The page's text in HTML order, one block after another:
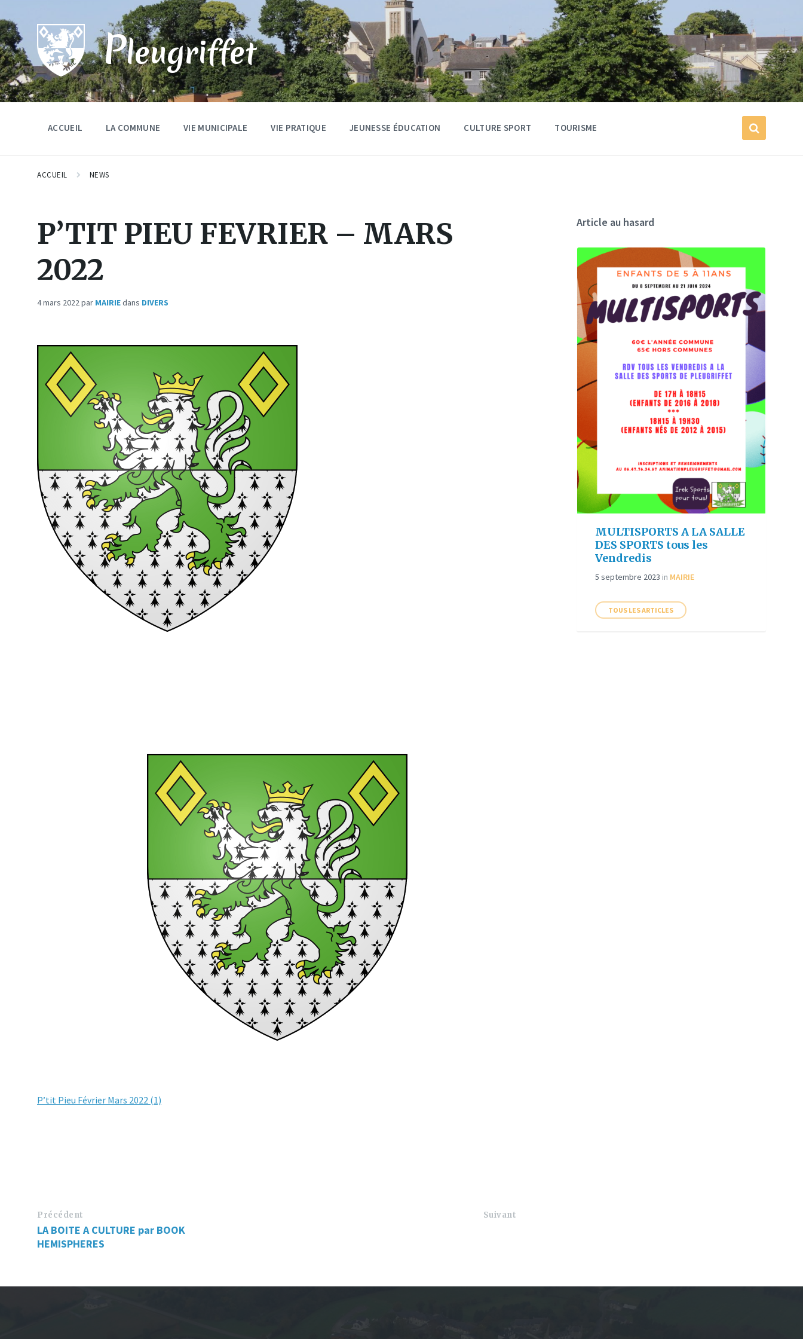
to
content
to
main
navigation
to
footer
Pleugriffet
ACCUEIL LA COMMUNE VIE MUNICIPALE VIE PRATIQUE JEUNESSE ÉDUCATION CULTURE SPORT TOURISME
ACCUEIL NEWS
P’TIT PIEU FEVRIER – MARS
2022
4 mars 2022par MAIRIEdans DIVERS
P’tit Pieu Février Mars 2022 (1)
Précédent
LA BOITE A CULTURE par BOOK
HEMISPHERES
Suivant
Article au hasard
MULTISPORTS A LA SALLE
DES SPORTS tous les
Vendredis
5 septembre 2023 in MAIRIE
TOUS LES ARTICLES